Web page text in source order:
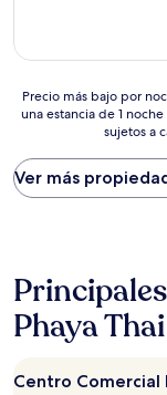
Precio
más
por
noche
encontrado
24
horas,
con
base
una
Precio más bajo por
una estancia de 1
sujetos a
Ver más
Phaya Thai
Centro Comercial